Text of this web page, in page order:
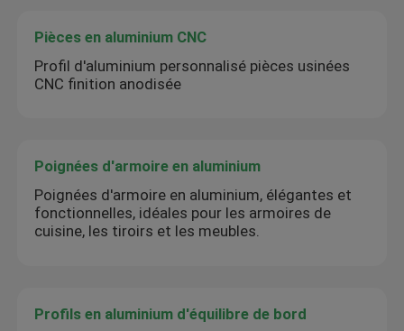
Pièces en aluminium CNC
Profil d'aluminium personnalisé pièces usinées
CNC finition anodisée
Poignées d'armoire en aluminium
Poignées d'armoire en aluminium, élégantes et
fonctionnelles, idéales pour les armoires de
cuisine, les tiroirs et les meubles.
Profils en aluminium d'équilibre de bord